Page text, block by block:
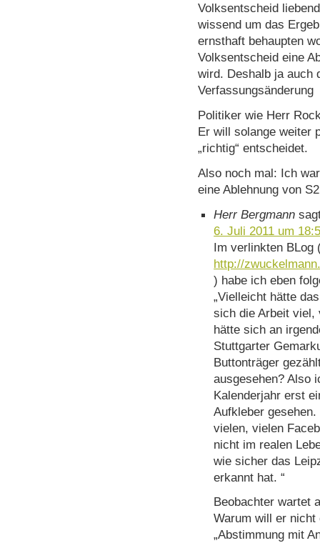
Volksentscheid
wissend um das
ernsthaft behaupten
Volksentscheid eine
wird. Deshalb ja auch
Verfassungsänderung
Politiker wie Herr
Er will solange weiter
„richtig“ entscheidet.
Also noch mal: Ich
eine Ablehnung von
Herr Bergmann
6. Juli 2011 um
Im verlinkten BLog
http://
) habe ich eben
„Vielleicht hätte
sich die Arbeit viel,
hätte sich an
Stuttgarter
Buttonträger
ausgesehen? Also
Kalenderjahr erst
Aufkleber
vielen, vielen
nicht im realen
wie sicher das
erkannt hat. “
Beobachter wartet
Warum will er nicht
„Abstimmung mit